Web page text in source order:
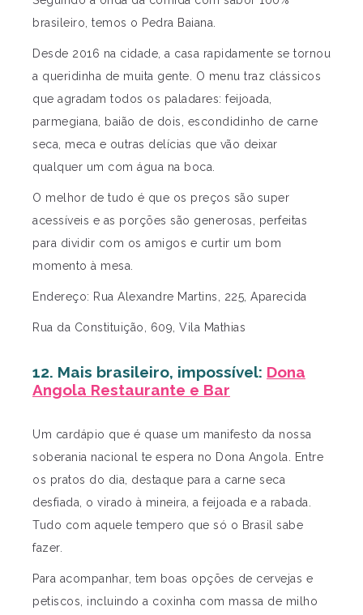
brasileiro, temos o Pedra Baiana.
Desde 2016 na cidade, a casa rapidamente se tornou
a queridinha de muita gente. O menu traz clássicos
que agradam todos os paladares: feijoada,
parmegiana, baião de dois, escondidinho de carne
seca, meca e outras delícias que vão deixar
qualquer um com água na boca.
O melhor de tudo é que os preços são super
acessíveis e as porções são generosas, perfeitas
para dividir com os amigos e curtir um bom
momento à mesa.
Endereço: Rua Alexandre Martins, 225, Aparecida
Rua da Constituição, 609, Vila Mathias
12. Mais brasileiro, impossível: Dona
Angola Restaurante e Bar
Um cardápio que é quase um manifesto da nossa
soberania nacional te espera no Dona Angola. Entre
os pratos do dia, destaque para a carne seca
desfiada, o virado à mineira, a feijoada e a rabada.
Tudo com aquele tempero que só o Brasil sabe
fazer.
Para acompanhar, tem boas opções de cervejas e
petiscos, incluindo a coxinha com massa de milho